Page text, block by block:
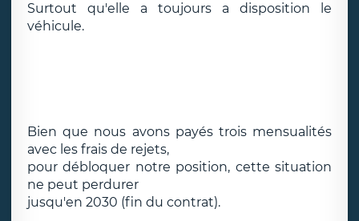
Surtout qu'elle a toujours a disposition le
véhicule.
Bien que nous avons payés trois mensualités
avec les frais de rejets,
pour débloquer notre position, cette situation
ne peut perdurer
jusqu'en 2030 (fin du contrat).